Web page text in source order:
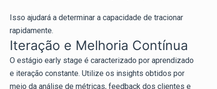
Isso ajudará a determinar a capacidade de tracionar
rapidamente.
Iteração e Melhoria Contínua
O estágio early stage é caracterizado por aprendizado
e iteração constante. Utilize os insights obtidos por
meio da análise de métricas, feedback dos clientes e